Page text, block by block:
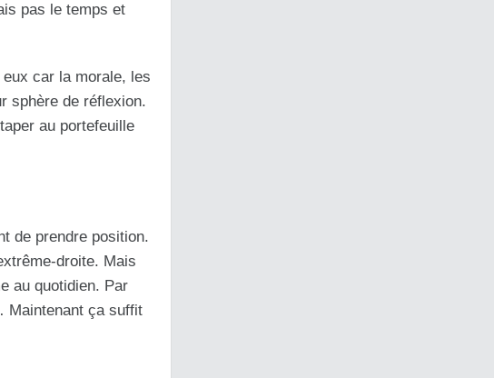
pas le temps et
car la morale, les
sphère de réflexion.
au portefeuille
de prendre position.
droite. Mais
au quotidien. Par
Maintenant ça suffit